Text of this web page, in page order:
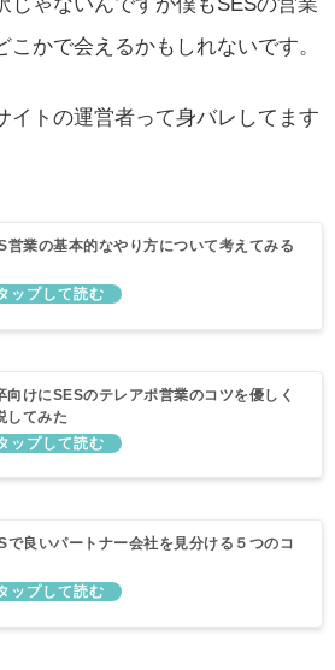
こかで会えるかもしれないです。
イトの運営者って身バレしてます
営業の基本的なやり方について考えてみる
向けにSESのテレアポ営業のコツを優しく
してみた
で良いパートナー会社を見分ける５つのコ